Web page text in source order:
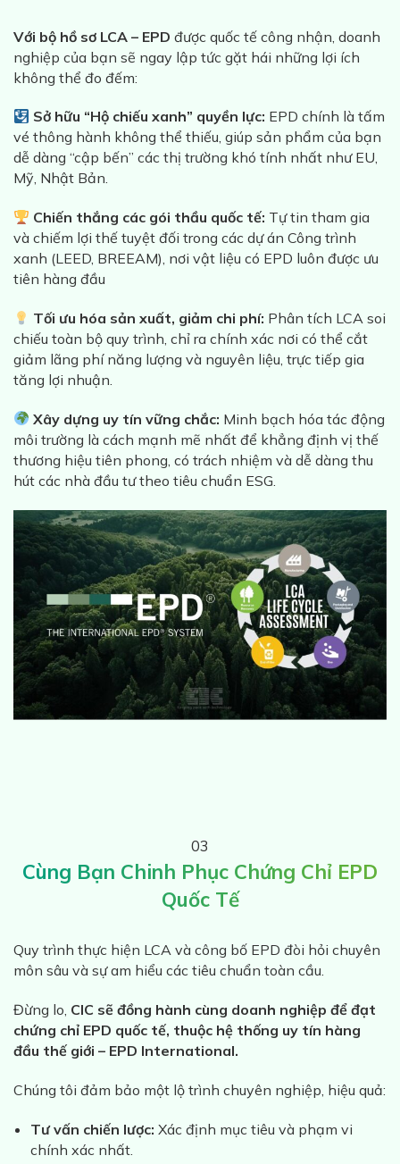
Với bộ hồ sơ LCA – EPD được quốc tế công nhận, doanh
nghiệp của bạn sẽ ngay lập tức gặt hái những lợi ích
không thể đo đếm:
Sở hữu “Hộ chiếu xanh” quyền lực: EPD chính là tấm
vé thông hành không thể thiếu, giúp sản phẩm của bạn
dễ dàng “cập bến” các thị trường khó tính nhất như EU,
Mỹ, Nhật Bản.
Chiến thắng các gói thầu quốc tế: Tự tin tham gia
và chiếm lợi thế tuyệt đối trong các dự án Công trình
xanh (LEED, BREEAM), nơi vật liệu có EPD luôn được ưu
tiên hàng đầu
Tối ưu hóa sản xuất, giảm chi phí: Phân tích LCA soi
chiếu toàn bộ quy trình, chỉ ra chính xác nơi có thể cắt
giảm lãng phí năng lượng và nguyên liệu, trực tiếp gia
tăng lợi nhuận.
Xây dựng uy tín vững chắc: Minh bạch hóa tác động
môi trường là cách mạnh mẽ nhất để khẳng định vị thế
thương hiệu tiên phong, có trách nhiệm và dễ dàng thu
hút các nhà đầu tư theo tiêu chuẩn ESG.
03
Cùng Bạn Chinh Phục Chứng Chỉ EPD
Quốc Tế
Quy trình thực hiện LCA và công bố EPD đòi hỏi chuyên
môn sâu và sự am hiểu các tiêu chuẩn toàn cầu.
Đừng lo, CIC sẽ đồng hành cùng doanh nghiệp để đạt
chứng chỉ EPD quốc tế, thuộc hệ thống uy tín hàng
đầu thế giới – EPD International.
Chúng tôi đảm bảo một lộ trình chuyên nghiệp, hiệu quả:
Tư vấn chiến lược: Xác định mục tiêu và phạm vi
chính xác nhất.